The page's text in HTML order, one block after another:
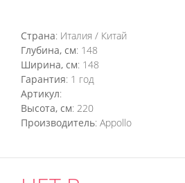
Страна: Италия / Китай
Глубина, см: 148
Ширина, см: 148
Гарантия: 1 год
Артикул:
Высота, см: 220
Производитель: Appollo